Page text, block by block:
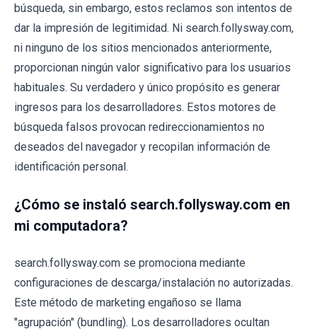
búsqueda, sin embargo, estos reclamos son intentos de
dar la impresión de legitimidad. Ni search.follysway.com,
ni ninguno de los sitios mencionados anteriormente,
proporcionan ningún valor significativo para los usuarios
habituales. Su verdadero y único propósito es generar
ingresos para los desarrolladores. Estos motores de
búsqueda falsos provocan redireccionamientos no
deseados del navegador y recopilan información de
identificación personal.
¿Cómo se instaló search.follysway.com en
mi computadora?
search.follysway.com se promociona mediante
configuraciones de descarga/instalación no autorizadas.
Este método de marketing engañoso se llama
"agrupación" (bundling). Los desarrolladores ocultan